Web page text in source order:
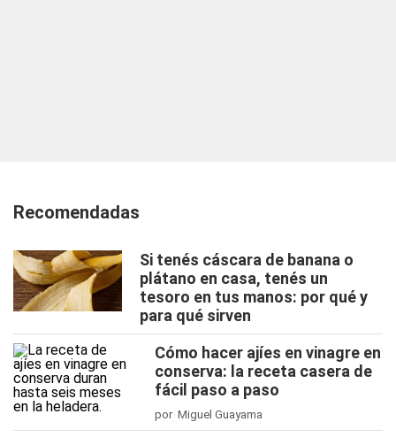
Recomendadas
Si tenés cáscara de banana o
plátano en casa, tenés un
tesoro en tus manos: por qué y
para qué sirven
Cómo hacer ajíes en vinagre en
conserva: la receta casera de
fácil paso a paso
por Miguel Guayama